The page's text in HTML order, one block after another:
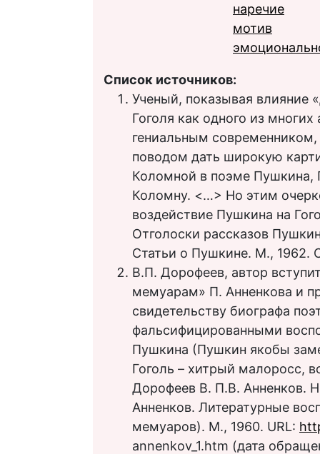
наречие
мотив
Список источников:
Ученый, показывая влияние
Гоголя как одного из
гениальным
поводом дать широкую
Коломной в поэме Пушкина,
Коломну. <…> Но этим
воздействие Пушкина на
Отголоски рассказов
Статьи о Пушкине. М., 1962.
В.П. Дорофеев, автор
мемуарам» П. Анненкова и
свидетельству биографа
фальсифицированными
Пушкина (Пушкин якобы
Гоголь – хитрый малоросс,
Дорофеев В. П.В. Анненков.
Анненков. Литературные
мемуаров). М., 1960. URL:
annenkov_1.htm (дата